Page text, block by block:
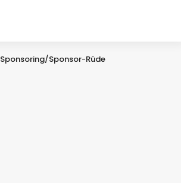
Sponsoring/Sponsor-Rüde